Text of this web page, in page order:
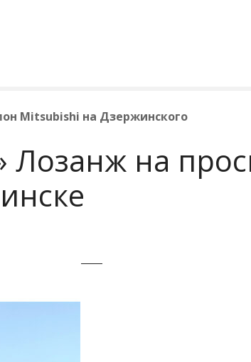
Mitsubishi на Дзержинского
на